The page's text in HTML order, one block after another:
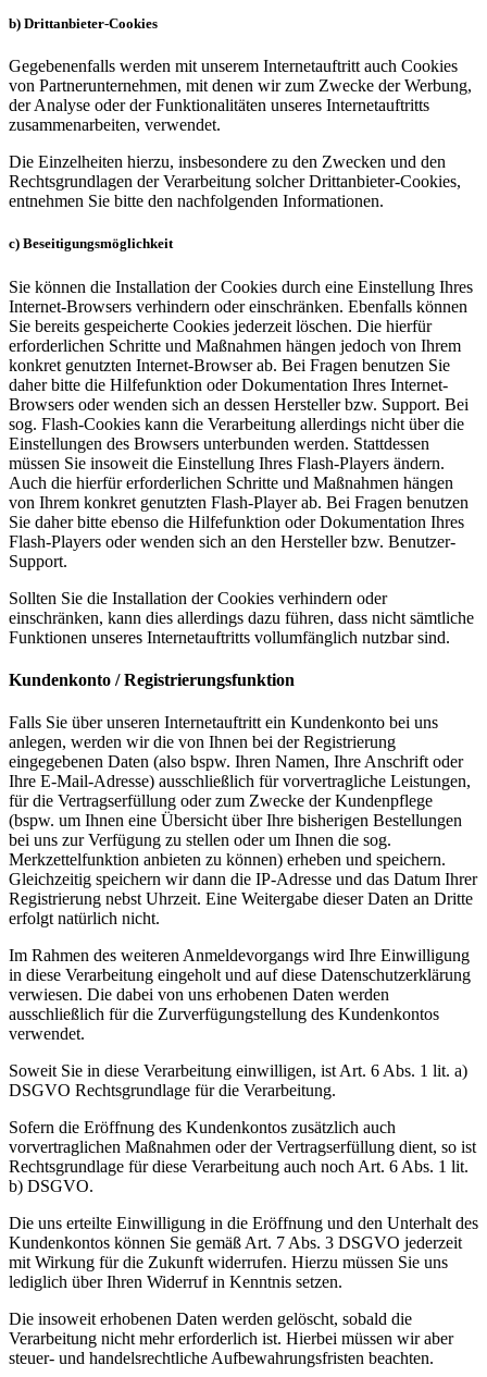
b) Drittanbieter-Cookies
Gegebenenfalls werden mit unserem Internetauftritt auch Cookies
von Partnerunternehmen, mit denen wir zum Zwecke der Werbung,
der Analyse oder der Funktionalitäten unseres Internetauftritts
zusammenarbeiten, verwendet.
Die Einzelheiten hierzu, insbesondere zu den Zwecken und den
Rechtsgrundlagen der Verarbeitung solcher Drittanbieter-Cookies,
entnehmen Sie bitte den nachfolgenden Informationen.
c) Beseitigungsmöglichkeit
Sie können die Installation der Cookies durch eine Einstellung Ihres
Internet-Browsers verhindern oder einschränken. Ebenfalls können
Sie bereits gespeicherte Cookies jederzeit löschen. Die hierfür
erforderlichen Schritte und Maßnahmen hängen jedoch von Ihrem
konkret genutzten Internet-Browser ab. Bei Fragen benutzen Sie
daher bitte die Hilfefunktion oder Dokumentation Ihres Internet-
Browsers oder wenden sich an dessen Hersteller bzw. Support. Bei
sog. Flash-Cookies kann die Verarbeitung allerdings nicht über die
Einstellungen des Browsers unterbunden werden. Stattdessen
müssen Sie insoweit die Einstellung Ihres Flash-Players ändern.
Auch die hierfür erforderlichen Schritte und Maßnahmen hängen
von Ihrem konkret genutzten Flash-Player ab. Bei Fragen benutzen
Sie daher bitte ebenso die Hilfefunktion oder Dokumentation Ihres
Flash-Players oder wenden sich an den Hersteller bzw. Benutzer-
Support.
Sollten Sie die Installation der Cookies verhindern oder
einschränken, kann dies allerdings dazu führen, dass nicht sämtliche
Funktionen unseres Internetauftritts vollumfänglich nutzbar sind.
Kundenkonto / Registrierungsfunktion
Falls Sie über unseren Internetauftritt ein Kundenkonto bei uns
anlegen, werden wir die von Ihnen bei der Registrierung
eingegebenen Daten (also bspw. Ihren Namen, Ihre Anschrift oder
Ihre E-Mail-Adresse) ausschließlich für vorvertragliche Leistungen,
für die Vertragserfüllung oder zum Zwecke der Kundenpflege
(bspw. um Ihnen eine Übersicht über Ihre bisherigen Bestellungen
bei uns zur Verfügung zu stellen oder um Ihnen die sog.
Merkzettelfunktion anbieten zu können) erheben und speichern.
Gleichzeitig speichern wir dann die IP-Adresse und das Datum Ihrer
Registrierung nebst Uhrzeit. Eine Weitergabe dieser Daten an Dritte
erfolgt natürlich nicht.
Im Rahmen des weiteren Anmeldevorgangs wird Ihre Einwilligung
in diese Verarbeitung eingeholt und auf diese Datenschutzerklärung
verwiesen. Die dabei von uns erhobenen Daten werden
ausschließlich für die Zurverfügungstellung des Kundenkontos
verwendet.
Soweit Sie in diese Verarbeitung einwilligen, ist Art. 6 Abs. 1 lit. a)
DSGVO Rechtsgrundlage für die Verarbeitung.
Sofern die Eröffnung des Kundenkontos zusätzlich auch
vorvertraglichen Maßnahmen oder der Vertragserfüllung dient, so ist
Rechtsgrundlage für diese Verarbeitung auch noch Art. 6 Abs. 1 lit.
b) DSGVO.
Die uns erteilte Einwilligung in die Eröffnung und den Unterhalt des
Kundenkontos können Sie gemäß Art. 7 Abs. 3 DSGVO jederzeit
mit Wirkung für die Zukunft widerrufen. Hierzu müssen Sie uns
lediglich über Ihren Widerruf in Kenntnis setzen.
Die insoweit erhobenen Daten werden gelöscht, sobald die
Verarbeitung nicht mehr erforderlich ist. Hierbei müssen wir aber
steuer- und handelsrechtliche Aufbewahrungsfristen beachten.